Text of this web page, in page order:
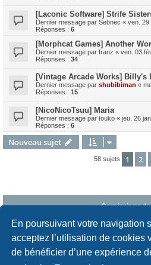
En poursuivant votre navigation
acceptez l’utilisation de cookies
de bénéficier d’une expérience
[Laconic Software] Strife
Dernier message par Sebnec « ven. 29
Réponses : 6
[Morphcat Games] Another
Dernier message par franz « ven. 03
Réponses : 34
[Vintage Arcade Works] Billy's
Dernier message par shubibiman «
Réponses : 15
[NicoNicoTsuu] Maria
Dernier message par touko « jeu. 26
Réponses : 6
Nouveau sujet
58 sujets 1 2
Permissions
Vous ne pouvez pas publier de nouveaux sujets
Vousne pouvez pasrépondre aux sujets dans
Vousne pouvez pasmodifier vos messages
Vous ne pouvez passupprimer vos messages